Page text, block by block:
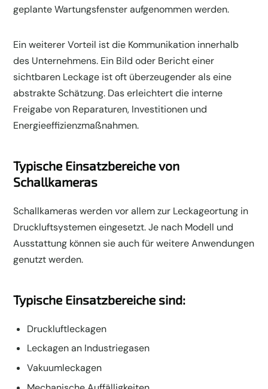
geplante Wartungsfenster aufgenommen werden.
Ein weiterer Vorteil ist die Kommunikation innerhalb
des Unternehmens. Ein Bild oder Bericht einer
sichtbaren Leckage ist oft überzeugender als eine
abstrakte Schätzung. Das erleichtert die interne
Freigabe von Reparaturen, Investitionen und
Energieeffizienzmaßnahmen.
Typische Einsatzbereiche von
Schallkameras
Schallkameras werden vor allem zur Leckageortung in
Druckluftsystemen eingesetzt. Je nach Modell und
Ausstattung können sie auch für weitere Anwendungen
genutzt werden.
Typische Einsatzbereiche sind:
Druckluftleckagen
Leckagen an Industriegasen
Vakuumleckagen